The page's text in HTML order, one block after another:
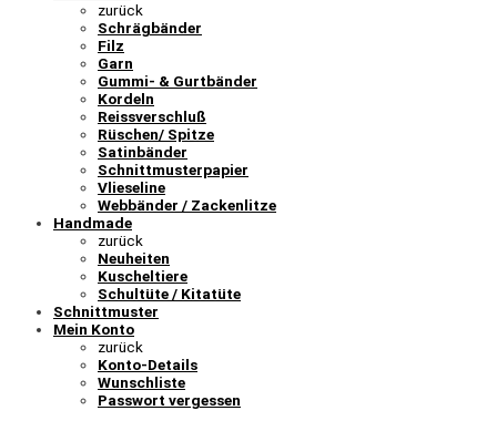
zurück
Schrägbänder
Filz
Garn
Gummi- & Gurtbänder
Kordeln
Reissverschluß
Rüschen/ Spitze
Satinbänder
Schnittmusterpapier
Vlieseline
Webbänder / Zackenlitze
Handmade
zurück
Neuheiten
Kuscheltiere
Schultüte / Kitatüte
Schnittmuster
Mein Konto
zurück
Konto-Details
Wunschliste
Passwort vergessen